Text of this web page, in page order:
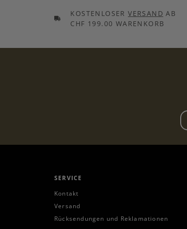
KOSTENLOSERVERSAND AB
CHF 199.00 WARENKORB
SERVICE
Kontakt
Versand
Rücksendungen und Reklamationen